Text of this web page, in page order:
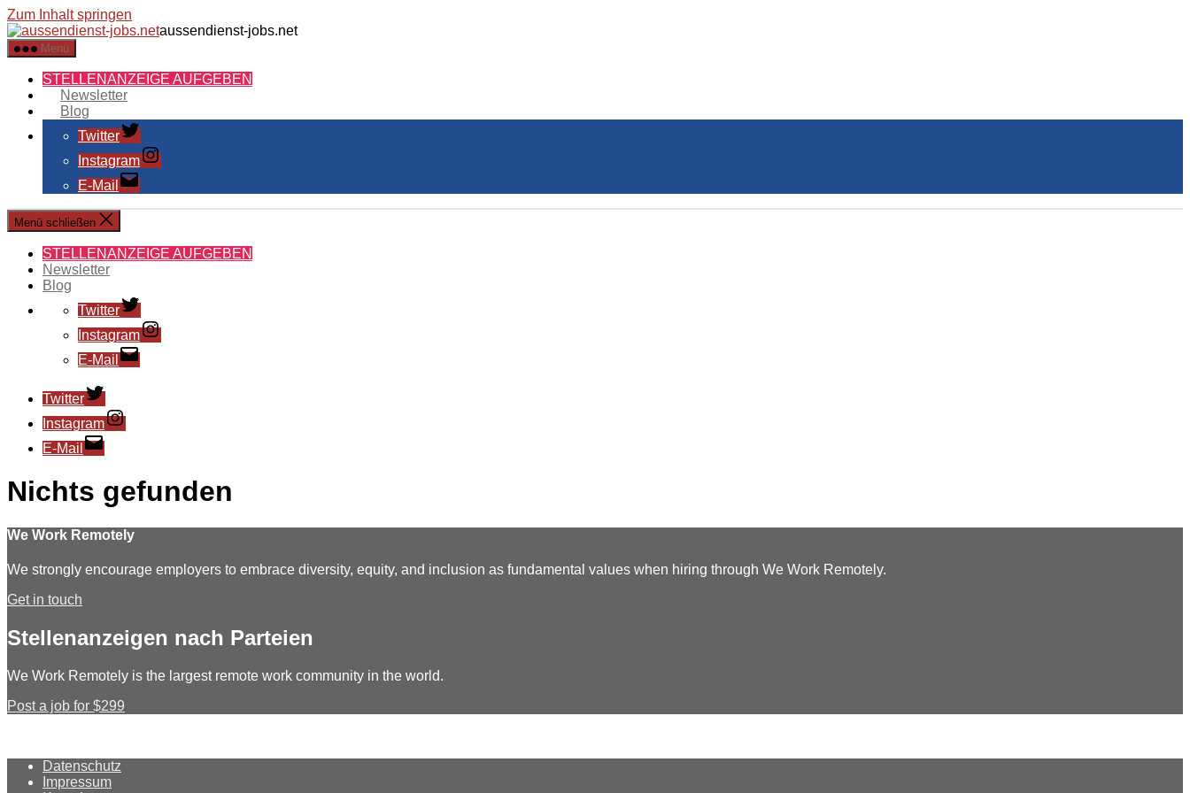
Zum Inhalt springen
aussendienst-jobs.net
Menü
STELLENANZEIGE AUFGEBEN
Newsletter
Blog
Twitter
Instagram
E-Mail
Menü schließen
STELLENANZEIGE AUFGEBEN
Newsletter
Blog
Twitter
Instagram
E-Mail
Twitter
Instagram
E-Mail
Nichts gefunden
We Work Remotely
We strongly encourage employers to embrace diversity, equity, and inclusion as fundamental values when hiring through We Work Remotely.
Get in touch
Stellenanzeigen nach Parteien
We Work Remotely is the largest remote work community in the world.
Post a job for $299
Datenschutz
Impressum